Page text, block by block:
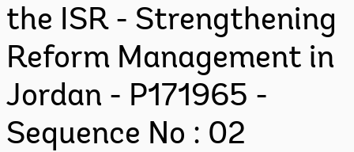
the ISR - Strengthening
Reform Management in
Jordan - P171965 -
Sequence No : 02